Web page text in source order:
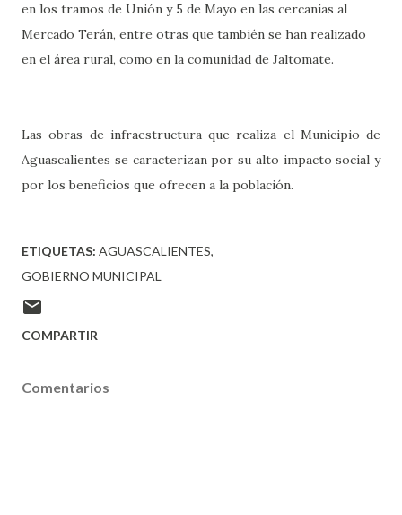
en los tramos de Unión y 5 de Mayo en las cercanías al
Mercado Terán, entre otras que también se han realizado
en el área rural, como en la comunidad de Jaltomate.
Las obras de infraestructura que realiza el Municipio de
Aguascalientes se caracterizan por su alto impacto social y
por los beneficios que ofrecen a la población.
ETIQUETAS: AGUASCALIENTES
GOBIERNO MUNICIPAL
COMPARTIR
Comentarios